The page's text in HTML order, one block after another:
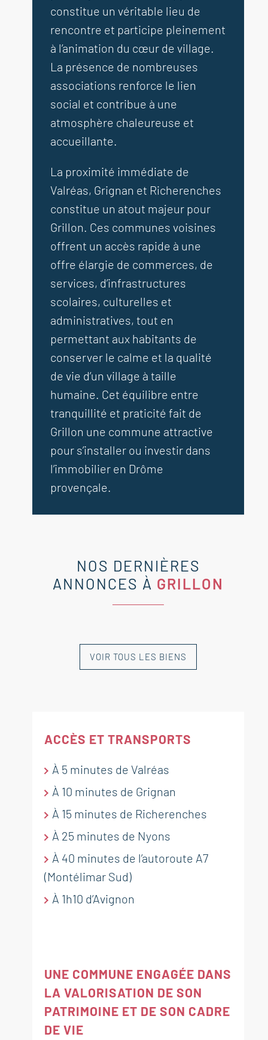
constitue un véritable lieu de
rencontre et participe pleinement
à l’animation du cœur de village.
La présence de nombreuses
associations renforce le lien
social et contribue à une
atmosphère chaleureuse et
accueillante.
La proximité immédiate de
Valréas, Grignan et Richerenches
constitue un atout majeur pour
Grillon. Ces communes voisines
offrent un accès rapide à une
offre élargie de commerces, de
services, d’infrastructures
scolaires, culturelles et
administratives, tout en
permettant aux habitants de
conserver le calme et la qualité
de vie d’un village à taille
humaine. Cet équilibre entre
tranquillité et praticité fait de
Grillon une commune attractive
pour s’installer ou investir dans
l’immobilier en Drôme
provençale.
NOS DERNIÈRES
ANNONCES À GRILLON
NOUVEAUTÉ
avec jardin et piscine région
Valréas
550 000 €
RÉF. 018982
NOUVEAUTÉ
quartier résidentiel en
Exclusivité à Grillon
195 000 €
RÉF. 018936
NOUVEAUTÉ
Grillon.
295 000 €
RÉF. 018876
PAR L'AGENCE
garage à vendre à Grillon.
215 000 €
RÉF. 016606
VOIR TOUS LES BIENS
ACCÈS ET TRANSPORTS
À 5 minutes de Valréas
À 10 minutes de Grignan
À 15 minutes de Richerenches
À 25 minutes de Nyons
À 40 minutes de l’autoroute A7
(Montélimar Sud)
À 1h10 d’Avignon
UNE COMMUNE ENGAGÉE DANS
LA VALORISATION DE SON
PATRIMOINE ET DE SON CADRE
DE VIE